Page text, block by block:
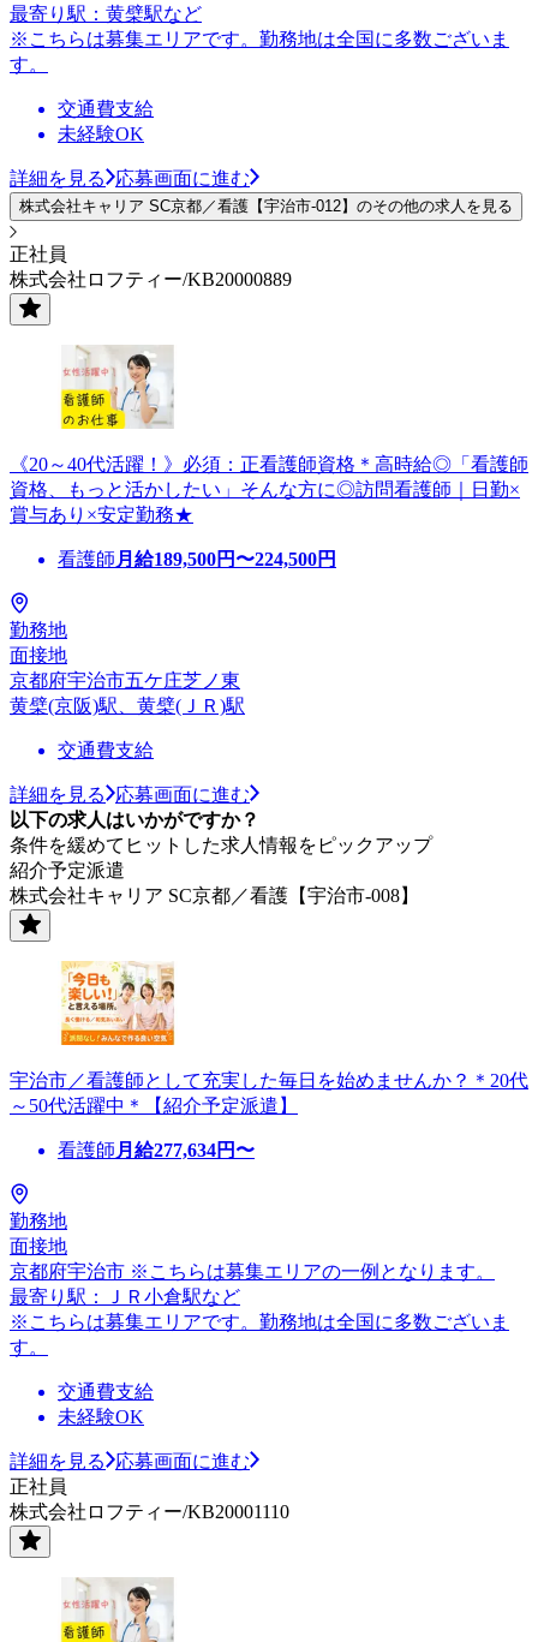
最寄り駅：黄檗駅など
※こちらは募集エリアです。勤務地は全国に多数ございま
す。
交通費支給
未経験OK
詳細を見る 応募画面に進む
株式会社キャリア SC京都／看護【宇治市-012】のその他の求人を見る
正社員
株式会社ロフティー/KB20000889
《20～40代活躍！》必須：正看護師資格＊高時給◎「看護師
資格、もっと活かしたい」そんな方に◎訪問看護師｜日勤×
賞与あり×安定勤務★
看護師 月給189,500円〜224,500円
勤務地
面接地
京都府宇治市五ケ庄芝ノ東
黄檗(京阪)駅、黄檗(ＪＲ)駅
交通費支給
詳細を見る
応募画面に進む
以下の求人はいかがですか？
条件を緩めてヒットした求人情報をピックアップ
紹介予定派遣
株式会社キャリア SC京都／看護【宇治市-008】
宇治市／看護師として充実した毎日を始めませんか？＊20代
～50代活躍中＊【紹介予定派遣】
看護師 月給277,634円〜
勤務地
面接地
京都府宇治市 ※こちらは募集エリアの一例となります。
最寄り駅：ＪＲ小倉駅など
※こちらは募集エリアです。勤務地は全国に多数ございま
す。
交通費支給
未経験OK
詳細を見る
応募画面に進む
正社員
株式会社ロフティー/KB20001110